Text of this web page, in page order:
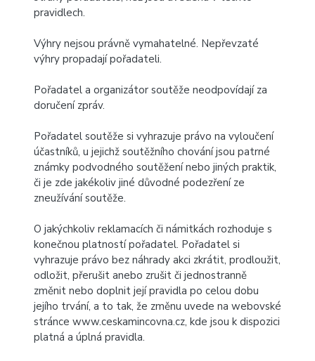
pravidlech.
Výhry nejsou právně vymahatelné. Nepřevzaté
výhry propadají pořadateli.
Pořadatel a organizátor soutěže neodpovídají za
doručení zpráv.
Pořadatel soutěže si vyhrazuje právo na vyloučení
účastníků, u jejichž soutěžního chování jsou patrné
známky podvodného soutěžení nebo jiných praktik,
či je zde jakékoliv jiné důvodné podezření ze
zneužívání soutěže.
O jakýchkoliv reklamacích či námitkách rozhoduje s
konečnou platností pořadatel. Pořadatel si
vyhrazuje právo bez náhrady akci zkrátit, prodloužit,
odložit, přerušit anebo zrušit či jednostranně
změnit nebo doplnit její pravidla po celou dobu
jejího trvání, a to tak, že změnu uvede na webovské
stránce www.ceskamincovna.cz, kde jsou k dispozici
platná a úplná pravidla.